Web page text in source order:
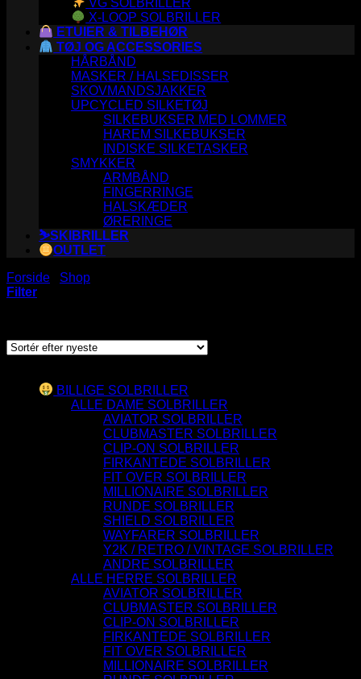
X-LOOP SOLBRILLER
ETUIER & TILBEHØR
TØJ OG ACCESSORIES
HÅRBÅND
MASKER / HALSEDISSER
SKOVMANDSJAKKER
UPCYCLED SILKETØJ
SILKEBUKSER MED LOMMER
HAREM SILKEBUKSER
INDISKE SILKETASKER
SMYKKER
ARMBÅND
FINGERRINGE
HALSKÆDER
ØRERINGE
⛷️SKIBRILLER
OUTLET
Forside
Shop
Filter
BILLIGE SOLBRILLER
ALLE DAME SOLBRILLER
AVIATOR SOLBRILLER
CLUBMASTER SOLBRILLER
CLIP-ON SOLBRILLER
FIRKANTEDE SOLBRILLER
FIT OVER SOLBRILLER
MILLIONAIRE SOLBRILLER
RUNDE SOLBRILLER
SHIELD SOLBRILLER
WAYFARER SOLBRILLER
Y2K / RETRO / VINTAGE SOLBRILLER
ANDRE SOLBRILLER
ALLE HERRE SOLBRILLER
AVIATOR SOLBRILLER
CLUBMASTER SOLBRILLER
CLIP-ON SOLBRILLER
FIRKANTEDE SOLBRILLER
FIT OVER SOLBRILLER
MILLIONAIRE SOLBRILLER